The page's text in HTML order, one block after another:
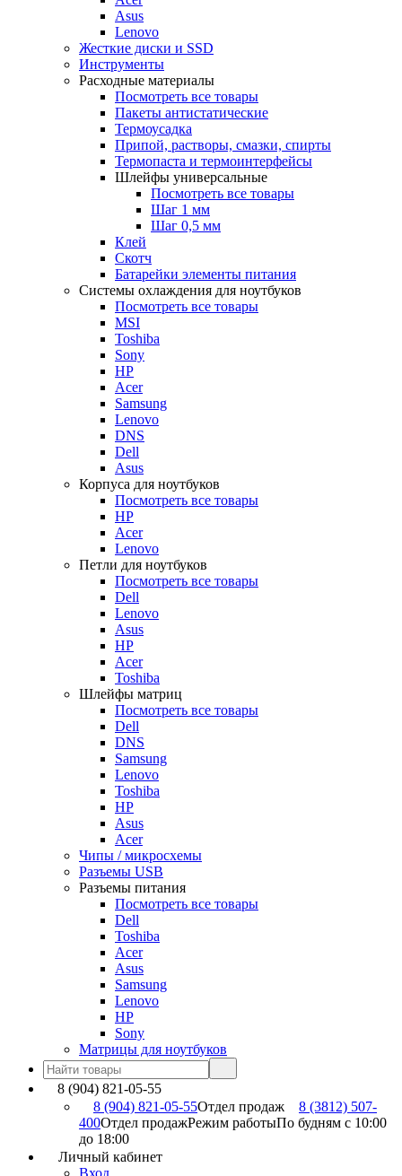
Asus
Lenovo
Жесткие диски и SSD
Инструменты
Расходные материалы
Посмотреть все товары
Пакеты антистатические
Термоусадка
Припой, растворы, смазки, спирты
Термопаста и термоинтерфейсы
Шлейфы универсальные
Посмотреть все товары
Шаг 1 мм
Шаг 0,5 мм
Клей
Скотч
Батарейки элементы питания
Системы охлаждения для ноутбуков
Посмотреть все товары
MSI
Toshiba
Sony
HP
Acer
Samsung
Lenovo
DNS
Dell
Asus
Корпуса для ноутбуков
Посмотреть все товары
HP
Acer
Lenovo
Петли для ноутбуков
Посмотреть все товары
Dell
Lenovo
Asus
HP
Acer
Toshiba
Шлейфы матриц
Посмотреть все товары
Dell
DNS
Samsung
Lenovo
Toshiba
HP
Asus
Acer
Чипы / микросхемы
Разъемы USB
Разъемы питания
Посмотреть все товары
Dell
Toshiba
Acer
Asus
Samsung
Lenovo
HP
Sony
Матрицы для ноутбуков
8 (904) 821-05-55
8 (904) 821-05-55Отдел продаж
8 (3812) 507-
400Отдел продажРежим работыПо будням с 10:00
до 18:00
Личный кабинет
Вход